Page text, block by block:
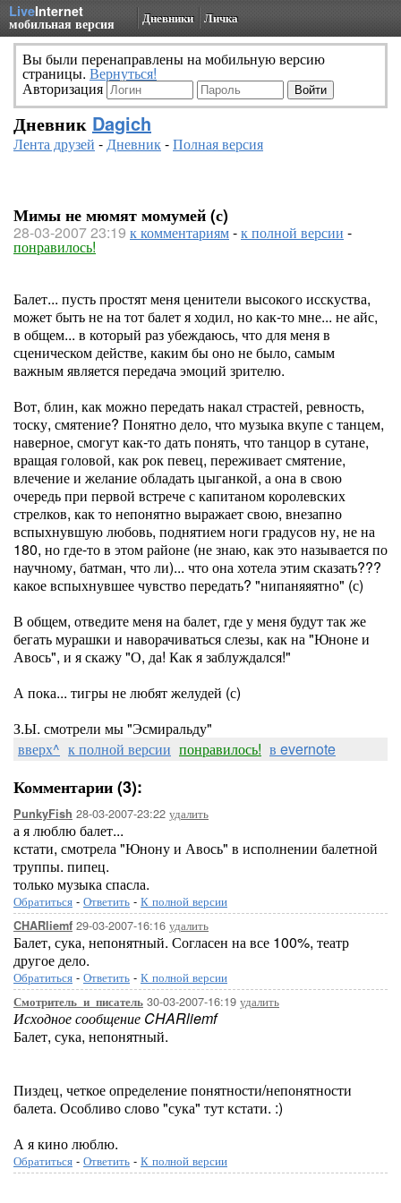
LiveInternet
мобильная версия Дневники Личка
Вы были перенаправлены на мобильную версию
страницы. Вернуться!
Авторизация
Дневник Dagich
Лента друзей -Дневник-Полная версия
Мимы не мюмят момумей (с)
28-03-2007 23:19 к комментариям-к полной версии -
понравилось!
Балет... пусть простят меня ценители высокого исскуства,
может быть не на тот балет я ходил, но как-то мне... не айс,
в общем... в который раз убеждаюсь, что для меня в
сценическом действе, каким бы оно не было, самым
важным является передача эмоций зрителю.
Вот, блин, как можно передать накал страстей, ревность,
тоску, смятение? Понятно дело, что музыка вкупе с танцем,
наверное, смогут как-то дать понять, что танцор в сутане,
вращая головой, как рок певец, переживает смятение,
влечение и желание обладать цыганкой, а она в свою
очередь при первой встрече с капитаном королевских
стрелков, как то непонятно выражает свою, внезапно
вспыхнувшую любовь, поднятием ноги градусов ну, не на
180, но где-то в этом районе (не знаю, как это называется по
научному, батман, что ли)... что она хотела этим сказать???
какое вспыхнувшее чувство передать? "нипаняяятно" (с)
В общем, отведите меня на балет, где у меня будут так же
бегать мурашки и наворачиваться слезы, как на "Юноне и
Авось", и я скажу "О, да! Как я заблуждался!"
А пока... тигры не любят желудей (с)
З.Ы. смотрели мы "Эсмиральду"
вверх^ к полной версии понравилось! в evernote
Комментарии (3):
PunkyFish 28-03-2007-23:22 удалить
а я люблю балет...
кстати, смотрела "Юнону и Авось" в исполнении балетной
труппы. пипец.
только музыка спасла.
Обратиться - Ответить - К полной версии
CHARliemf 29-03-2007-16:16 удалить
Балет, сука, непонятный. Согласен на все 100%, театр
другое дело.
Обратиться - Ответить - К полной версии
Смотритель_и_писатель 30-03-2007-16:19 удалить
Исходное сообщение CHARliemf
Балет, сука, непонятный.
Пиздец, четкое определение понятности/непонятности
балета. Особливо слово "сука" тут кстати. :)
А я кино люблю.
Обратиться - Ответить - К полной версии